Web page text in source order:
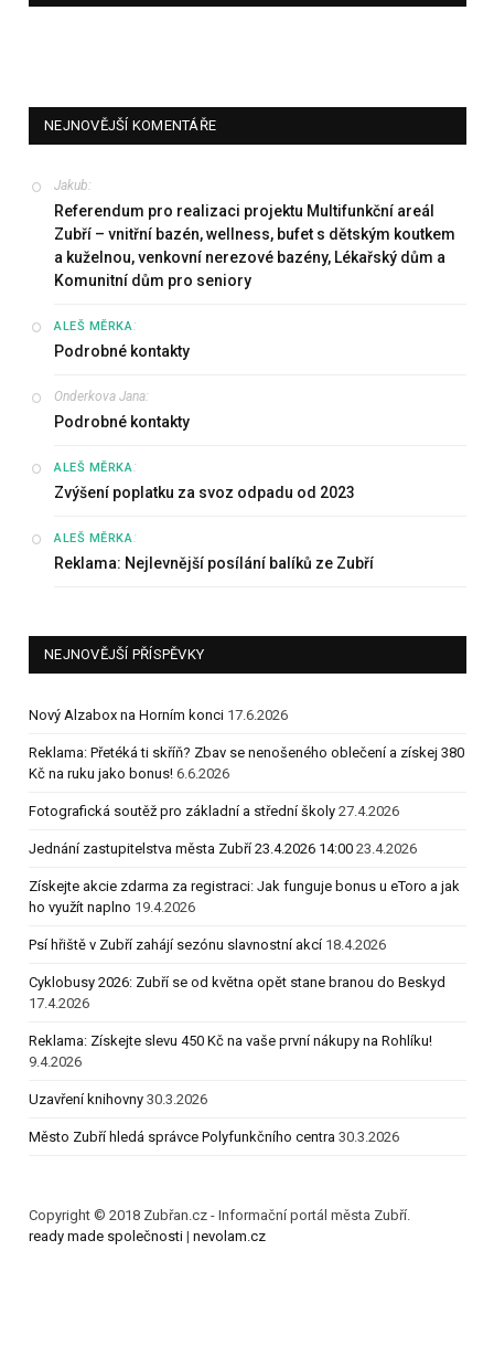
NEJNOVĚJŠÍ KOMENTÁŘE
Jakub:
Referendum pro realizaci projektu Multifunkční areál
Zubří – vnitřní bazén, wellness, bufet s dětským koutkem
a kuželnou, venkovní nerezové bazény, Lékařský dům a
Komunitní dům pro seniory
ALEŠ MĚRKA :
Podrobné kontakty
Onderkova Jana:
Podrobné kontakty
ALEŠ MĚRKA :
Zvýšení poplatku za svoz odpadu od 2023
ALEŠ MĚRKA :
Reklama: Nejlevnější posílání balíků ze Zubří
NEJNOVĚJŠÍ PŘÍSPĚVKY
Nový Alzabox na Horním konci 17.6.2026
Reklama: Přetéká ti skříň? Zbav se nenošeného oblečení a získej 380
Kč na ruku jako bonus! 6.6.2026
Fotografická soutěž pro základní a střední školy 27.4.2026
Jednání zastupitelstva města Zubří 23.4.2026 14:00 23.4.2026
Získejte akcie zdarma za registraci: Jak funguje bonus u eToro a jak
ho využít naplno 19.4.2026
Psí hřiště v Zubří zahájí sezónu slavnostní akcí 18.4.2026
Cyklobusy 2026: Zubří se od května opět stane branou do Beskyd
17.4.2026
Reklama: Získejte slevu 450 Kč na vaše první nákupy na Rohlíku!
9.4.2026
Uzavření knihovny 30.3.2026
Město Zubří hledá správce Polyfunkčního centra 30.3.2026
Copyright © 2018 Zubřan.cz - Informační portál města Zubří.
ready made společnosti | nevolam.cz